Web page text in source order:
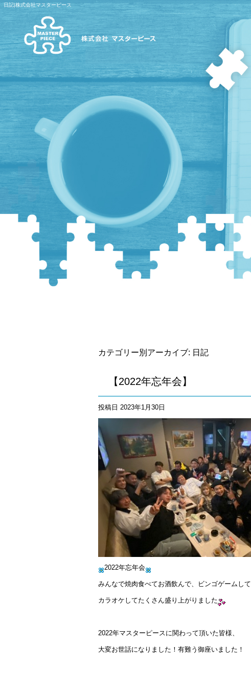
日記|株式会社マスターピース
カテゴリー別アーカイブ: 日記
【2022年忘年会】
投稿日 2023年1月30日
2022年忘年会
みんなで焼肉食べてお酒飲んで、ビンゴゲームして
カラオケしてたくさん盛り上がりました
2022年マスターピースに関わって頂いた皆様、
大変お世話になりました！有難う御座いました！